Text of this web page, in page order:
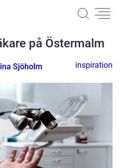
på Östermalm
Sjöholm inspiration